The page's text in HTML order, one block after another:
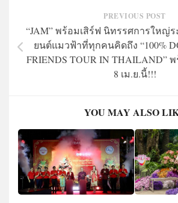
PREVIOUS POST
“JAM” พร้อมเสิร์ฟ นิทรรศการใหญ่
ยนต์แมวฟ้าที่ทุกคนคิดถึง “100%
FRIENDS TOUR IN THAILAND”
8 เม.ย.นี้!!!
YOU MAY ALSO